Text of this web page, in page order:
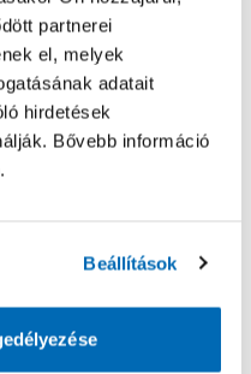
partnerei
el, melyek
adatait
hirdetések
Bővebb információ
Beállítások